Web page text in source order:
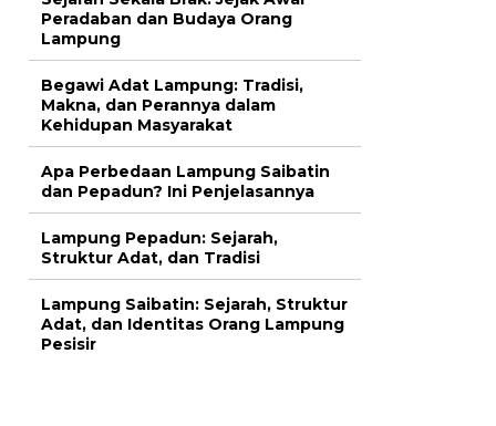
Peradaban dan Budaya Orang
Lampung
Begawi Adat Lampung: Tradisi,
Makna, dan Perannya dalam
Kehidupan Masyarakat
Apa Perbedaan Lampung Saibatin
dan Pepadun? Ini Penjelasannya
Lampung Pepadun: Sejarah,
Struktur Adat, dan Tradisi
Lampung Saibatin: Sejarah, Struktur
Adat, dan Identitas Orang Lampung
Pesisir